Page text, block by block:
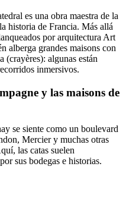
es una obra maestra de la
historia de Francia. Más allá
por arquitectura Art
alberga grandes maisons con
(crayères): algunas están
inmersivos.
y las maisons de
se siente como un boulevard
Mercier y muchas otras
las catas suelen
sus bodegas e historias.